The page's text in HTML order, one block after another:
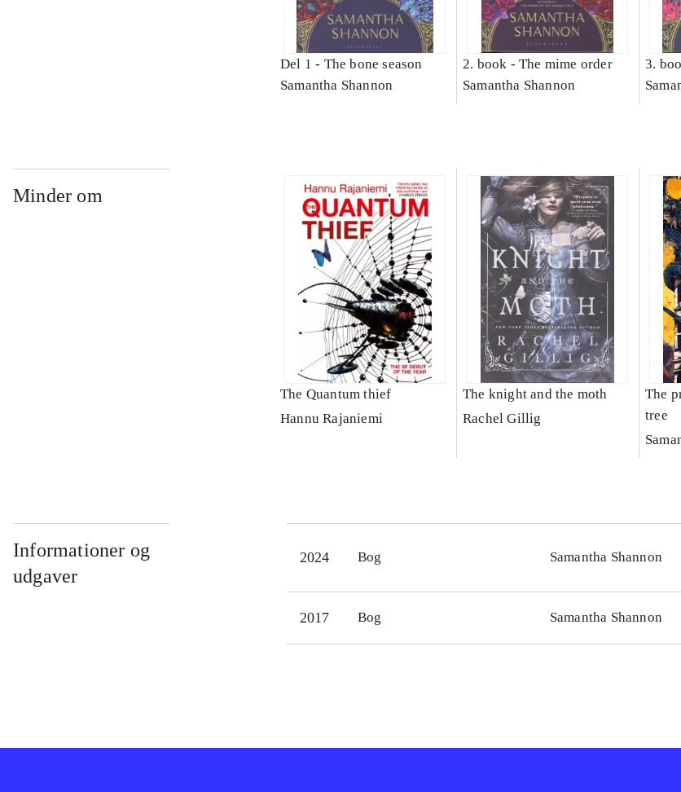
Del 1 - The bone season
Samantha Shannon
2. book - The mime order
Samantha Shannon
3.
Minder om
The Quantum thief
Hannu Rajaniemi
The knight and the moth
Rachel Gillig
The
tree
Informationer og
udgaver
2024 Bog Samantha Shannon
2017 Bog Samantha Shannon